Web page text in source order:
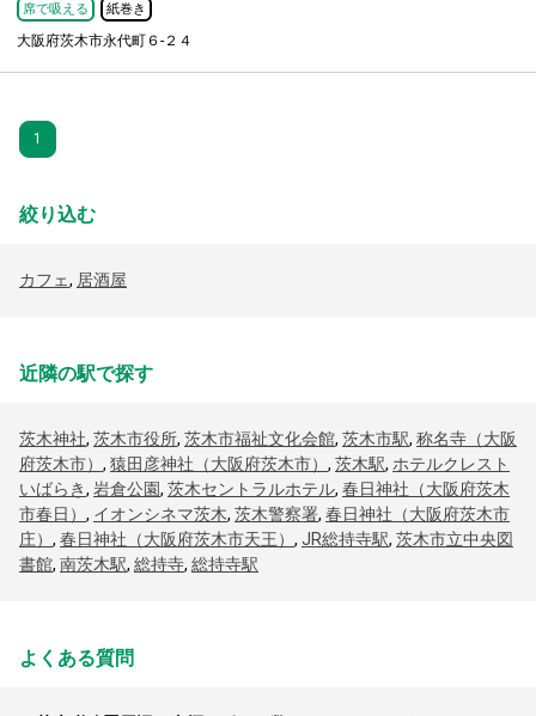
席で吸える 紙巻き
大阪府茨木市永代町６-２４
1
絞り込む
カフェ, 居酒屋
近隣の駅で探す
茨木神社, 茨木市役所, 茨木市福祉文化会館, 茨木市駅, 称名寺（大阪
府茨木市） , 猿田彦神社（大阪府茨木市） , 茨木駅, ホテルクレスト
いばらき, 岩倉公園, 茨木セントラルホテル, 春日神社（大阪府茨木
市春日） , イオンシネマ茨木, 茨木警察署, 春日神社（大阪府茨木市
庄） , 春日神社（大阪府茨木市天王） , JR総持寺駅, 茨木市立中央図
書館, 南茨木駅, 総持寺, 総持寺駅
よくある質問